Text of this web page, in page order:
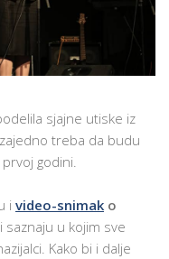
sjajne utiske iz
treba da budu
godini.
i video-snimak o
i saznaju u kojim sve
Kako bi i dalje